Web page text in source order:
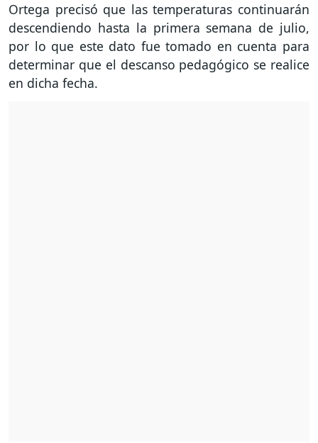
Ortega precisó que las temperaturas continuarán
descendiendo hasta la primera semana de julio,
por lo que este dato fue tomado en cuenta para
determinar que el descanso pedagógico se realice
en dicha fecha.